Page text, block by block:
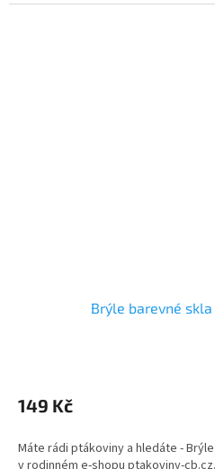
Brýle barevné
produktu
je
z
149 Kč
Máte rádi ptákoviny a hledáte -